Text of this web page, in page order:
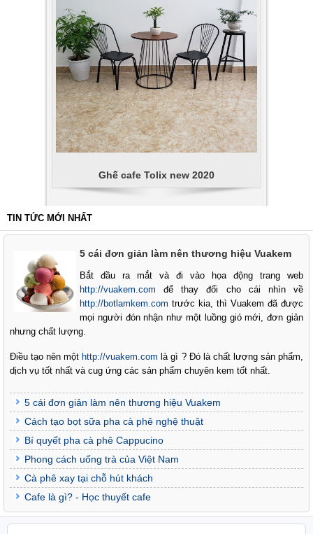
Ghế cafe Tolix new 2020
TIN TỨC MỚI NHẤT
5 cái đơn giản làm nên thương hiệu Vuakem
Bắt đầu ra mắt và đi vào họa động trang web
http://vuakem.com để thay đổi cho cái nhìn về
http://botlamkem.com trước kia, thì Vuakem đã được
mọi người đón nhận như một luồng gió mới, đơn giản
nhưng chất lượng.
Điều tạo nên một http://vuakem.com là gì ? Đó là chất lượng sản phẩm,
dịch vụ tốt nhất và cug ứng các sản phẩm chuyên kem tốt nhất.
5 cái đơn giản làm nên thương hiệu Vuakem
Cách tạo bọt sữa pha cà phê nghệ thuật
Bí quyết pha cà phê Cappucino
Phong cách uống trà của Việt Nam
Cà phê xay tại chỗ hút khách
Cafe là gì? - Học thuyết cafe